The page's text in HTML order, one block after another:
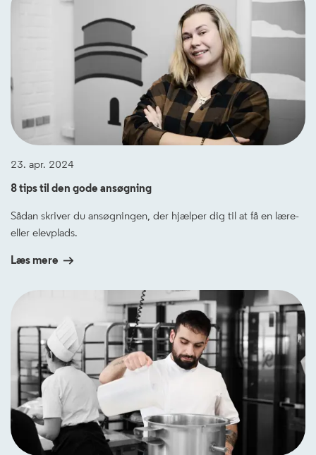
23. apr. 2024
8 tips til den gode ansøgning
Sådan skriver du ansøgningen, der hjælper dig til at få en lære-
eller elevplads.
Læs mere